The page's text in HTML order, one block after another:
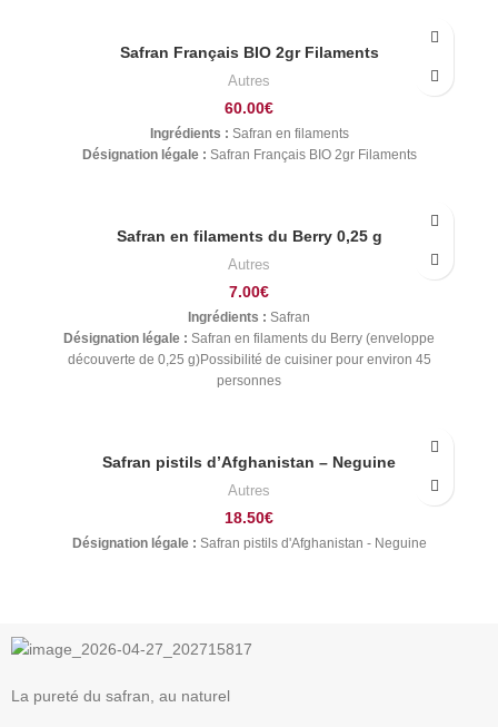
Safran Français BIO 2gr Filaments
Autres
60.00€
Ingrédients : Safran en filaments
Désignation légale : Safran Français BIO 2gr Filaments
Safran en filaments du Berry 0,25 g
Autres
7.00€
Ingrédients : Safran
Désignation légale : Safran en filaments du Berry (enveloppe
découverte de 0,25 g)Possibilité de cuisiner pour environ 45
personnes
Safran pistils d’Afghanistan – Neguine
Autres
18.50€
Désignation légale : Safran pistils d'Afghanistan - Neguine
La pureté du safran, au naturel